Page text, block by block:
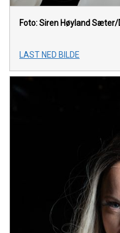
Foto: Siren Høyland
LAST NED BILDE